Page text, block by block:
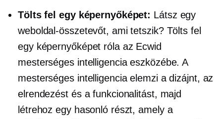
Tölts fel egy képernyőképet: Látsz egy
weboldal-összetevőt, ami tetszik? Tölts fel
egy képernyőképet róla az Ecwid
mesterséges intelligencia eszközébe. A
mesterséges intelligencia elemzi a dizájnt, az
elrendezést és a funkcionalitást, majd
létrehoz egy hasonló részt, amely a